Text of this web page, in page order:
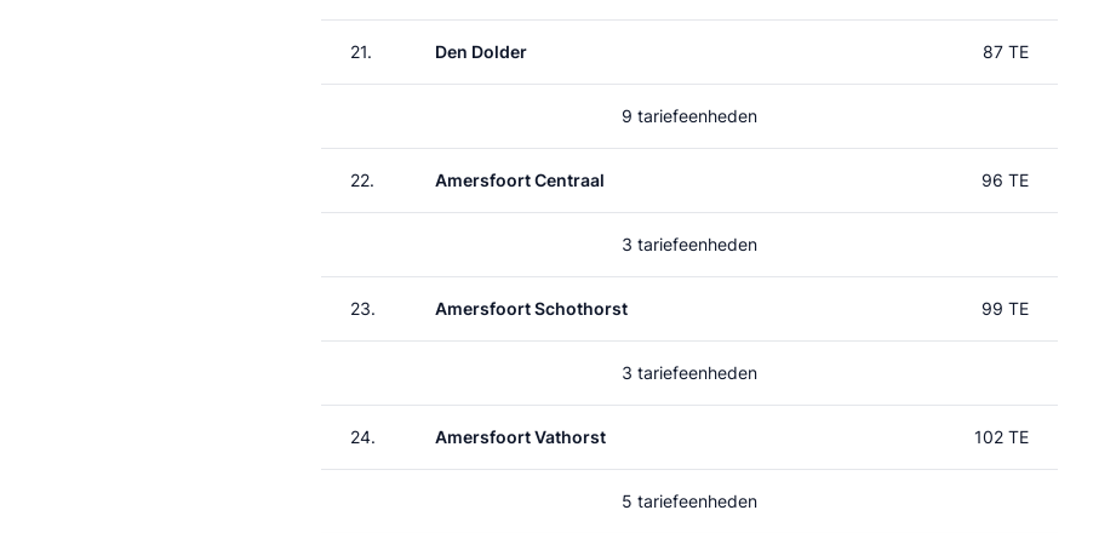
21. Den Dolder 87 TE
9 tariefeenheden
22. Amersfoort Centraal 96 TE
3 tariefeenheden
23. Amersfoort Schothorst 99 TE
3 tariefeenheden
24. Amersfoort Vathorst 102 TE
5 tariefeenheden